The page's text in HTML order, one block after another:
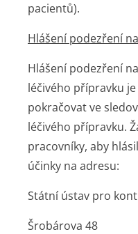
pacientů).
Hlášení podezření
Hlášení podezření
léčivého přípravku
pokračovat ve
léčivého přípravku.
pracovníky, aby
účinky na adresu:
Státní ústav pro
Šrobárova 48